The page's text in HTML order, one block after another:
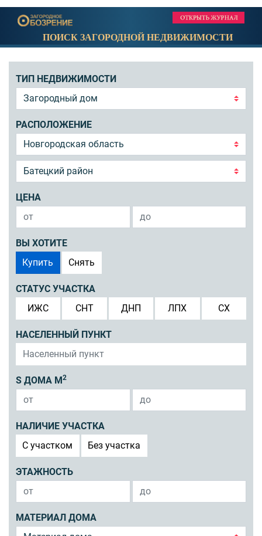
ПОИСК ЗАГОРОДНОЙ НЕДВИЖИМОСТИ
ТИП НЕДВИЖИМОСТИ
РАСПОЛОЖЕНИЕ
ЦЕНА
ВЫ ХОТИТЕ
Купить
Снять
СТАТУС УЧАСТКА
ИЖС
СНТ ДНП ЛПХ СХ
НАСЕЛЕННЫЙ ПУНКТ
S ДОМА М 2
НАЛИЧИЕ УЧАСТКА
C участком
Без участка
ЭТАЖНОСТЬ
МАТЕРИАЛ ДОМА